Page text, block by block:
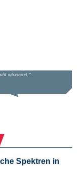
Spektren in